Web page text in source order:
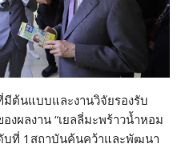
ต้นแบบและงานวิจัยรองรับ
งผลงาน “เยลลี่มะพร้าวน้ำหอม
บที่ 1สถาบันค้นคว้าและพัฒนา